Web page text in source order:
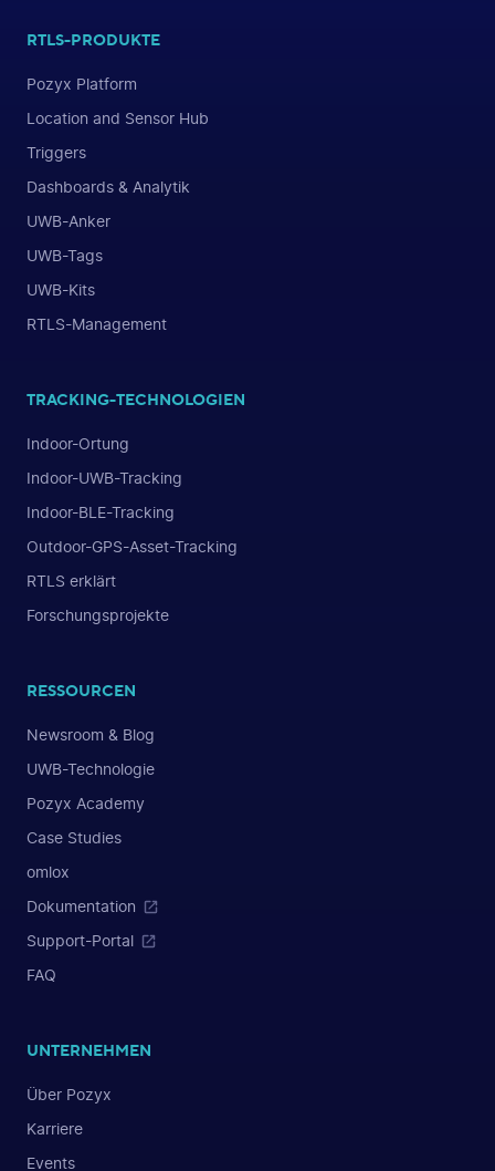
RTLS-PRODUKTE
Pozyx Platform
Location and Sensor Hub
Triggers
Dashboards & Analytik
UWB-Anker
UWB-Tags
UWB-Kits
RTLS-Management
TRACKING-TECHNOLOGIEN
Indoor-Ortung
Indoor-UWB-Tracking
Indoor-BLE-Tracking
Outdoor-GPS-Asset-Tracking
RTLS erklärt
Forschungsprojekte
RESSOURCEN
Newsroom & Blog
UWB-Technologie
Pozyx Academy
Case Studies
omlox
Dokumentation
Support-Portal
FAQ
UNTERNEHMEN
Über Pozyx
Karriere
Events